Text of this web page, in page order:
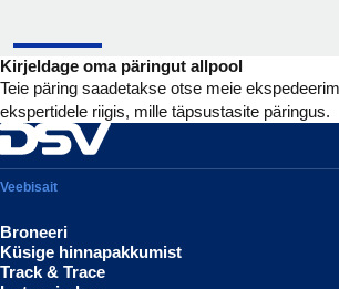
Kirjeldage oma päringut allpool
Teie päring saadetakse otse meie
ekspertidele riigis, mille täpsustasite päringus.
Veebisait
Broneeri
Küsige hinnapakkumist
Track & Trace